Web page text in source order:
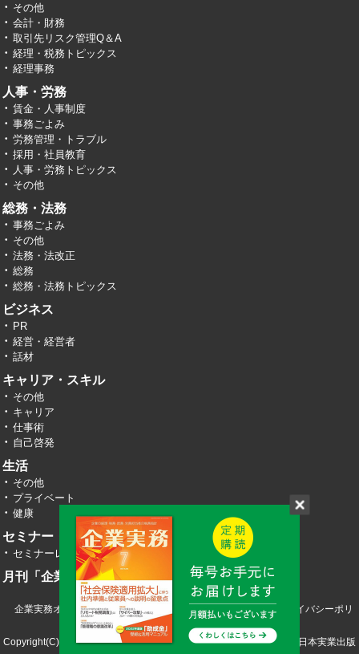
その他
会計・財務
取引先リスク管理Q＆A
経理・税務トピックス
経理事務
人事・労務
賃金・人事制度
事務ごよみ
労務管理・トラブル
採用・社員教育
人事・労務トピックス
その他
総務・法務
事務ごよみ
その他
法務・法改正
総務
総務・法務トピックス
ビジネス
PR
経営・経営者
話材
キャリア・スキル
その他
キャリア
仕事術
自己啓発
生活
その他
プライベート
健康
セミナー・イベント
セミナーレポート
月刊「企業実務」
企業実務オンライン TOP 運営会社 お問い合わせ
プライバシーポリ
Copyright(C) 2026 株式会社エヌ・ジェイ・ハイ・テック／株式会社日本実業出版